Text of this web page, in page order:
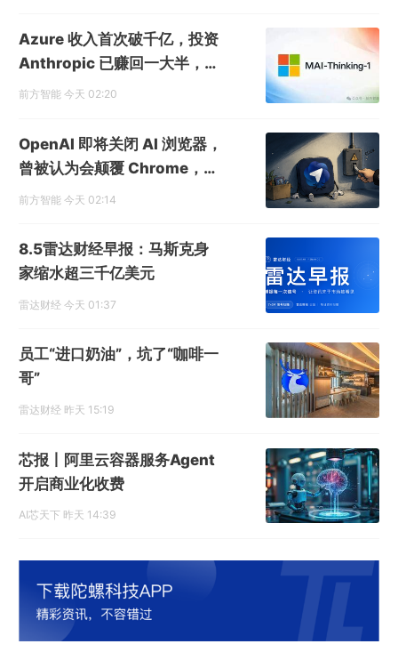
Azure 收入首次破千亿，投资
Anthropic 已赚回一大半，市
值单日增长 4500 亿，微软财
前方智能 今天 02:20
OpenAI 即将关闭 AI 浏览器，
曾被认为会颠覆 Chrome，但
可能从一开始就做错了
前方智能 今天 02:14
8.5雷达财经早报：马斯克身
家缩水超三千亿美元
雷达财经 今天 01:37
员工“进口奶油”，坑了“咖啡一
哥”
雷达财经 昨天 15:19
芯报丨阿里云容器服务Agent
开启商业化收费
AI芯天下 昨天 14:39